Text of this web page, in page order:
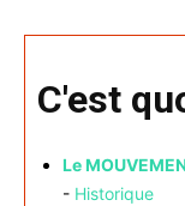
C'est
Le
- Historique